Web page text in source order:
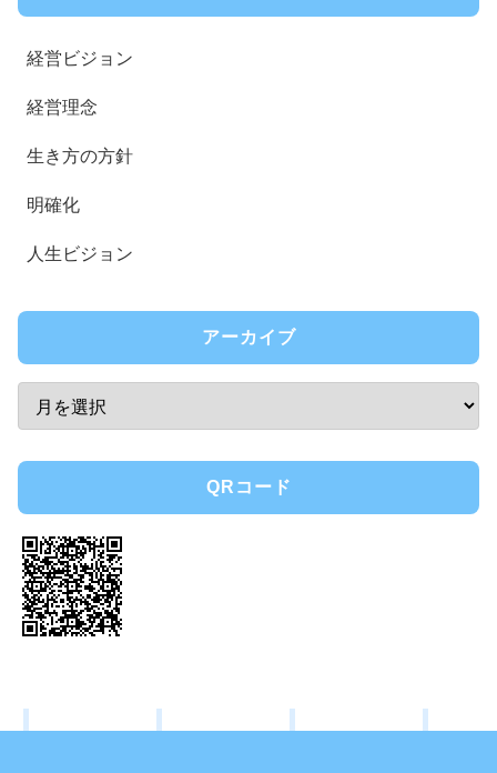
経営ビジョン
経営理念
生き方の方針
明確化
人生ビジョン
アーカイブ
QRコード